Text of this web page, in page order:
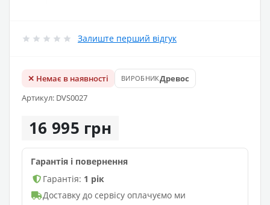
Залиште перший відгук
✕ Немає в наявності ВИРОБНИКДревос
Артикул: DVS0027
16 995 грн
Гарантія і повернення
Гарантія: 1 рік
Доставку до сервісу оплачуємо ми